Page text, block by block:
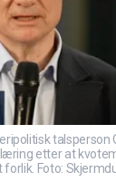
talsperson
etter at
Foto: